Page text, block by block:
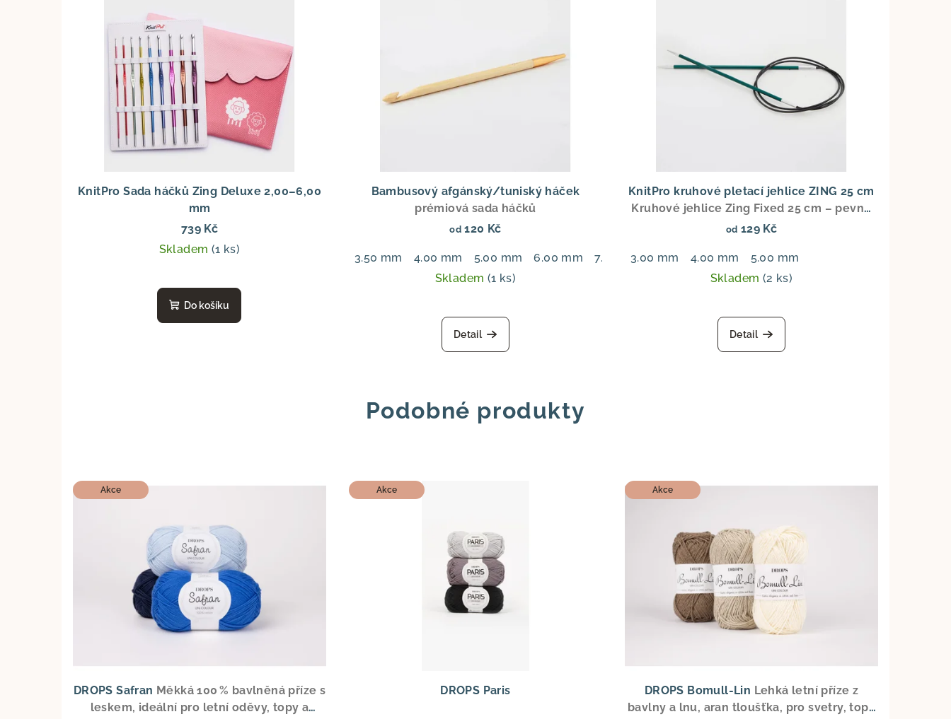
KnitPro Sada háčků Zing Deluxe 2,00–6,00
mm
739 Kč
Skladem (1 ks)
Do košíku
Bambusový afgánský/tuniský háček
prémiová sada háčků
od120 Kč
3.50 mm 4.00 mm 5.00 mm 6.00 mm 7.00 mm
8.00 mm
Skladem (1 ks)
Detail
KnitPro kruhové pletací jehlice ZING 25 cm
Kruhové jehlice Zing Fixed 25 cm – pevné
kruhové jehlice
od 129 Kč
3.00 mm 4.00 mm
5.00 mm
Skladem (2 ks)
Detail
Podobné produkty
Akce
DROPS Safran Měkká 100 % bavlněná příze s
leskem, ideální pro letní oděvy, topy a
Akce
DROPS Paris
Akce
DROPS Bomull-Lin Lehká letní příze z
bavlny a lnu, aran tloušťka, pro svetry, topy